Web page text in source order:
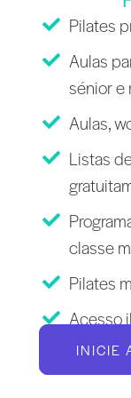
Pilates
Aulas
sénior e
Aulas,
Listas
classe
Pilates
Acesso
INICIE